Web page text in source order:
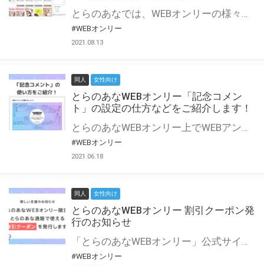
とらのあなでは、WEBオンリーの様々な支援を実施しています。 今回は2021年9月に実装を予定しているアップデート情報についてご紹介いたします。 とらのあなWEBオンリーサイトはこちら
#WEBオンリー
2021.08.13
同人 女性向け
とらのあなWEBオンリー「記念コメン
ト」の設定の仕方などをご紹介します！
とらのあなWEBオンリー上でWEBアンソロジーが作成できる「記念コメント」について、その使い方や作成手順を解説します！ 支援タイプを「サークル参加型」「サークル参加型・マルシェ(イベント会場)機能付き」でお申し込みいただいている主催者様はぜひご活用ください♪ とらのあなWEBオンリーサイトはこちら
#WEBオンリー
2021.06.18
同人 女性向け
とらのあなWEBオンリー 割引クーポン発
行のお知らせ
「とらのあなWEBオンリー」公式サイトでとらのあな通販の「割引クーポン」を配布中！ イベントごとに開催当日限定で使える割引クーポンのシリアルコードを発行します。 とらのあなWEBオンリーのページをチェックして、イベント当日にお得にお買い物を楽しみましょう♪ ※本キャンペーンは予告なく終了する場合がございます。 とらのあなWEBオンリーサイトはこちら
#WEBオンリー